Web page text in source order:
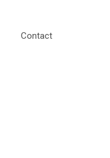
Contact